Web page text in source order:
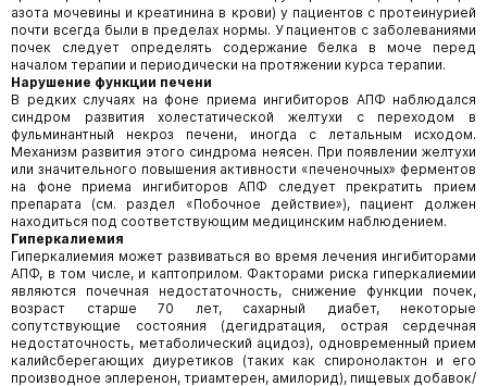
азота мочевины и креатинина в крови) у пациентов с протеинурией
почти всегда были в пределах нормы. У пациентов с заболеваниями
почек следует определять содержание белка в моче перед
началом терапии и периодически на протяжении курса терапии.
Нарушение функции печени
В редких случаях на фоне приема ингибиторов АПФ наблюдался
синдром развития холестатической желтухи с переходом в
фульминантный некроз печени, иногда с летальным исходом.
Механизм развития этого синдрома неясен. При появлении желтухи
или значительного повышения активности «печеночных» ферментов
на фоне приема ингибиторов АПФ следует прекратить прием
препарата (см. раздел «Побочное действие»), пациент должен
находиться под соответствующим медицинским наблюдением.
Гиперкалиемия
Гиперкалиемия может развиваться во время лечения ингибиторами
АПФ, в том числе, и каптоприлом. Факторами риска гиперкалиемии
являются почечная недостаточность, снижение функции почек,
возраст старше 70 лет, сахарный диабет, некоторые
сопутствующие состояния (дегидратация, острая сердечная
недостаточность, метаболический ацидоз), одновременный прием
калийсберегающих диуретиков (таких как спиронолактон и его
производное эплеренон, триамтерен, амилорид), пищевых добавок/